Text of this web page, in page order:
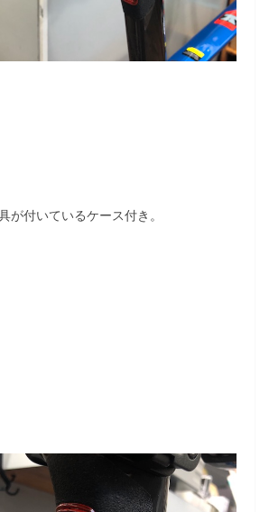
が付いているケース付き。